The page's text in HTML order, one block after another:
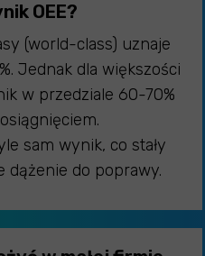
OEE?
(world-class) uznaje
Jednak dla większości
w przedziale 60-70%
sam wynik, co stały
dążenie do poprawy.